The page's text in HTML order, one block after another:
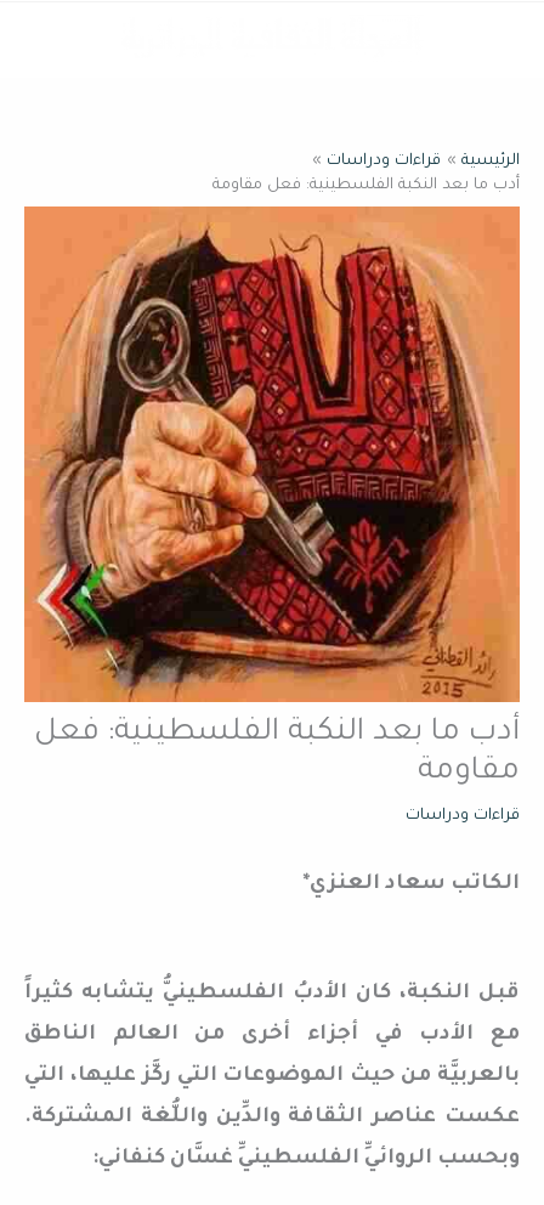
الرئيسية
قراءات ودراسات
أدب ما بعد النكبة الفلسطينية: فعل مقاومة
أدب ما بعد النكبة الفلسطينية: فعل
مقاومة
قراءات ودراسات
الكاتب سعاد العنزي*
قبل النكبة، كان الأدبُ الفلسطينيُّ يتشابه كثيراً
مع الأدب في أجزاء أخرى من العالم الناطق
بالعربيَّة من حيث الموضوعات التي ركَّز عليها، التي
عكست عناصر الثقافة والدِّين واللُّغة المشتركة.
وبحسب الروائيِّ الفلسطينيِّ غسَّان كنفاني: